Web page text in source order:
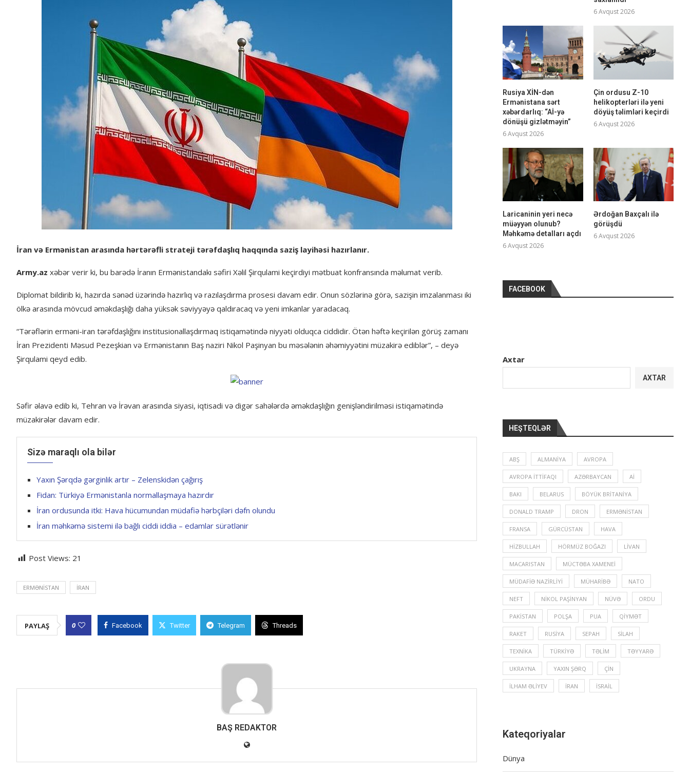
İran və Ermənistan arasında hərtərəfli strateji tərəfdaşlıq haqqında saziş layihəsi hazırlanır.
Army.az xəbər verir ki, bu barədə İranın Ermənistandakı səfiri Xəlil Şirqulami keçirdiyi mətbuat konfransında məlumat verib.
Diplomat bildirib ki, hazırda sənəd üzərində hazırlıq və razılaşdırma prosesi davam edir. Onun sözlərinə görə, sazişin imzalanması iki
ölkə arasında mövcud əməkdaşlığı daha yüksək səviyyəyə qaldıracaq və yeni imkanlar yaradacaq.
“Tərəflərin erməni-iran tərəfdaşlığını institusionallaşdırmaq istiqamətində niyyəti olduqca ciddidir. Ötən həftə keçirilən görüş zamanı
İran Prezidenti Məsud Pezeşkian və Ermənistanın Baş naziri Nikol Paşinyan bu məsələnin əhəmiyyətini müzakirə ediblər”, – deyə
Şirqulami qeyd edib.
Səfir əlavə edib ki, Tehran və İrəvan arasında siyasi, iqtisadi və digər sahələrdə əməkdaşlığın genişləndirilməsi istiqamətində
müzakirələr davam edir.
Sizə maraqlı ola bilər
Yaxın Şərqdə gərginlik artır – Zelenskidən çağırış
Fidan: Türkiyə Ermənistanla normallaşmaya hazırdır
İran ordusunda itki: Hava hücumundan müdafiə hərbçiləri dəfn olundu
İran məhkəmə sistemi ilə bağlı ciddi iddia – edamlar sürətlənir
Post Views: 21
ERMƏNISTAN İRAN
PAYLAŞ 0 Facebook Twitter Telegram Threads
BAŞ REDAKTOR
6 Avqust 2026
Rusiya XİN-dən
Ermənistana sərt
xəbərdarlıq: “Aİ-yə
dönüşü gizlətməyin”
6 Avqust 2026
Çin ordusu Z-10
helikopterləri ilə yeni
döyüş təlimləri keçirdi
6 Avqust 2026
Laricaninin yeri necə
müəyyən olunub?
Məhkəmə detalları açdı
6 Avqust 2026
Ərdoğan Baxçalı ilə
görüşdü
6 Avqust 2026
FACEBOOK
Axtar
AXTAR
HEŞTEQLƏR
ABŞ ALMANIYA AVROPA
AVROPA İTTIFAQI AZƏRBAYCAN Aİ
BAKI BELARUS BÖYÜK BRITANIYA
DONALD TRAMP DRON ERMƏNISTAN
FRANSA GÜRCÜSTAN HAVA
HIZBULLAH HÖRMÜZ BOĞAZI LIVAN
MACARISTAN MÜCTƏBA XAMENEI
MÜDAFIƏ NAZIRLIYI MÜHARIBƏ NATO
NEFT NIKOL PAŞINYAN NÜVƏ ORDU
PAKISTAN POLŞA PUA QIYMƏT
RAKET RUSIYA SEPAH SILAH
TEXNIKA TÜRKIYƏ TƏLIM TƏYYARƏ
UKRAYNA YAXIN ŞƏRQ ÇIN
İLHAM ƏLIYEV İRAN İSRAIL
Kateqoriyalar
Dünya